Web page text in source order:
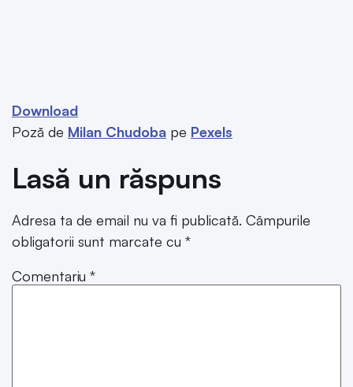
Download
Poză de Milan Chudoba pe Pexels
Lasă un răspuns
Adresa ta de email nu va fi publicată. Câmpurile
obligatorii sunt marcate cu *
Comentariu *